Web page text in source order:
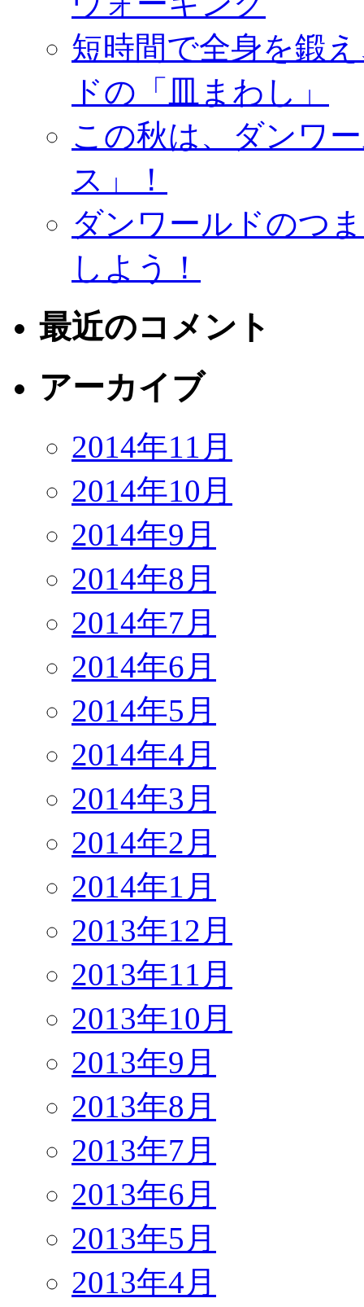
短時間で全身を鍛
ドの「皿まわし」
この秋は、ダンワ
ス」！
ダンワールドのつ
しよう！
最近のコメント
アーカイブ
2014年11月
2014年10月
2014年9月
2014年8月
2014年7月
2014年6月
2014年5月
2014年4月
2014年3月
2014年2月
2014年1月
2013年12月
2013年11月
2013年10月
2013年9月
2013年8月
2013年7月
2013年6月
2013年5月
2013年4月